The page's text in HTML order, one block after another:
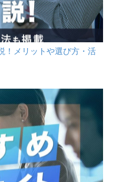
！メリットや選び方・活